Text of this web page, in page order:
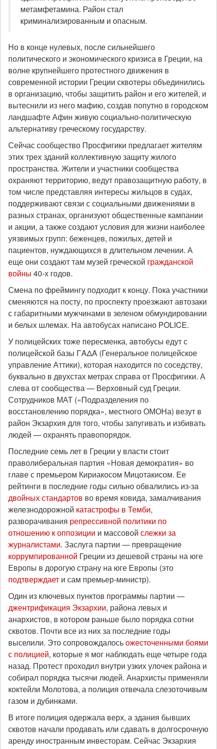
метамфетамина. Район стал
криминализированным и опасным.
Но в конце нулевых, после сильнейшего
политического и экономического кризиса в Греции, на
волне крупнейшего протестного движения в
современной истории Греции сквотеры объединились
в организацию, чтобы защитить район и его жителей, и
вытеснили из него мафию, создав попутно в городском
ландшафте Афин живую социально-политическую
альтернативу греческому государству.
Сейчас сообщество Просфигики предлагает жителям
этих трех зданий коллективную защиту жилого
пространства. Жители и участники сообщества
охраняют территорию, ведут правозащитную работу, в
том числе представляя интересы жильцов в судах,
поддерживают связи с социальными движениями в
разных странах, организуют общественные кампании
и акции, а также создают условия для жизни наиболее
уязвимых групп: беженцев, пожилых, детей и
пациентов, нуждающихся в длительном лечении. А
еще они создают там музей греческой гражданской
войны 40-х годов.
Смена по фреймингу подходит к концу. Пока участники
сменяются на посту, по проспекту проезжают автозаки
с габаритными мужчинами в зеленом обмундировании
и белых шлемах. На автобусах написано POLICE.
У полицейских тоже пересменка, автобусы едут с
полицейской базы ΓΑΔΑ (Генеральное полицейское
управление Аттики), которая находится по соседству,
буквально в двухстах метрах справа от Просфигики. А
слева от сообщества — Верховный суд Греции.
Сотрудников МАТ («Подразделения по
восстановлению порядка», местного ОМОНа) везут в
район Экзархия для того, чтобы запугивать и избивать
людей — охранять правопорядок.
Последние семь лет в Греции у власти стоит
праволиберальная партия «Новая демократия» во
главе с премьером Кириакосом Мицотакисом. Ее
рейтинги в последние годы сильно обвалились из-за
двойных стандартов во время ковида, замалчивания
железнодорожной катастрофы в Темби,
разворачивания репрессивной политики по
отношению к оппозиции и массовой слежки за
журналистами. Заслуга партии — превращение
коррумпированной Греции из дешевой страны на юге
Европы в дорогую страну на юге Европы (это
подтверждает и сам премьер-министр).
Один из ключевых пунктов программы партии —
джентрификация Экзархии, района левых и
анархистов, в котором раньше было порядка сотни
сквотов. Почти все из них за последние годы
выселили. Это сопровождалосьожесточенными боями
с полицией, которые я мог наблюдать еще четыре года
назад. Протест проходил внутри узких улочек района и
собирал порядка тысячи людей. Анархисты применяли
коктейли Молотова, а полиция отвечала слезоточивым
газом и дубинками.
В итоге полиция одержала верх, а здания бывших
сквотов начали продавать или сдавать в долгосрочную
аренду иностранным инвесторам. Сейчас Экзархия